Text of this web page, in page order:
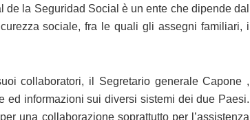
de la Seguridad Social è un ente che dipende dal
sociale, fra le quali gli assegni familiari, i
collaboratori, il Segretario generale Capone ,
ed informazioni sui diversi sistemi dei due Paesi.
una collaborazione soprattutto per l’assistenza